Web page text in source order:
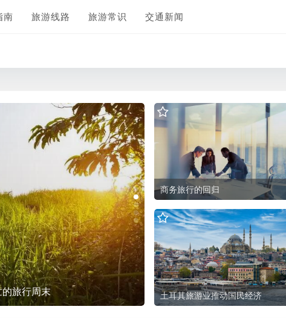
南 旅游线路 旅游常识 交通新闻
拿马和哥斯达黎加
旅行周末
商务旅行的回归
土耳其旅游业推动国民经济